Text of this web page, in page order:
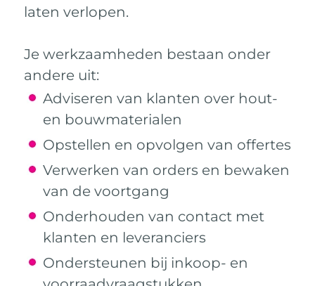
laten verlopen.
Je werkzaamheden bestaan onder
andere uit:
Adviseren van klanten over hout-
en bouwmaterialen
Opstellen en opvolgen van offertes
Verwerken van orders en bewaken
van de voortgang
Onderhouden van contact met
klanten en leveranciers
Ondersteunen bij inkoop- en